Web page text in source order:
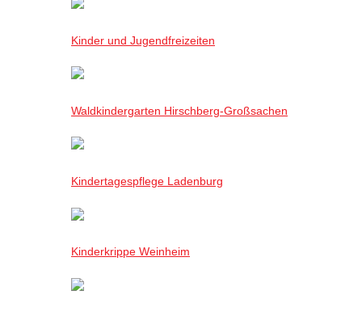
Kinder und Jugendfreizeiten
Waldkindergarten Hirschberg-Großsachen
Kindertagespflege Ladenburg
Kinderkrippe Weinheim